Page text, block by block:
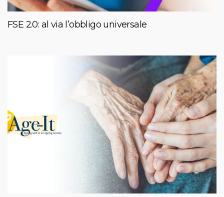
FSE 2.0: al via l’obbligo universale